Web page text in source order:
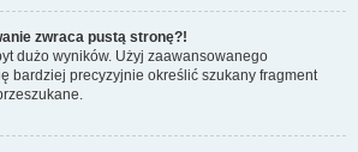
zwraca pustą stronę?!
dużo wyników. Użyj zaawansowanego
bardziej precyzyjnie określić szukany fragment